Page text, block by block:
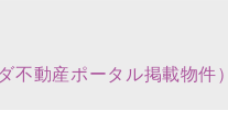
不動産ポータル掲載物件）